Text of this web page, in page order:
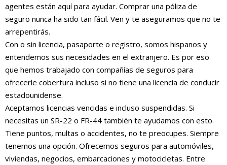
agentes están aquí para ayudar. Comprar una póliza de
seguro nunca ha sido tan fácil. Ven y te aseguramos que no te
arrepentirás.
Con o sin licencia, pasaporte o registro, somos hispanos y
entendemos sus necesidades en el extranjero. Es por eso
que hemos trabajado con compañías de seguros para
ofrecerle cobertura incluso si no tiene una licencia de conducir
estadounidense.
Aceptamos licencias vencidas e incluso suspendidas. Si
necesitas un SR-22 o FR-44 también te ayudamos con esto.
Tiene puntos, multas o accidentes, no te preocupes. Siempre
tenemos una opción. Ofrecemos seguros para automóviles,
viviendas, negocios, embarcaciones y motocicletas. Entre